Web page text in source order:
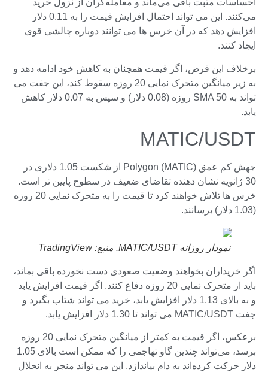
احساسات مثبت باقی می‌ماند و معامله‌گران از نزول خرید
می‌کنند. این می تواند احتمال افزایش قیمت را به 0.11 دلار
افزایش دهد که در آن خرس ها می توانند دوباره چالشی قوی
ایجاد کنند.
برخلاف این فرض، اگر قیمت همچنان به کاهش خود ادامه دهد و
به زیر میانگین متحرک نمایی 20 روزه سقوط کند، این جفت می
تواند به SMA 50 روزه (0.08 دلار) و سپس به 0.07 دلار کاهش
یابد.
MATIC/USDT
جهش کم عمق Polygon (MATIC) از شکست 1.05 دلاری در
30 ژانویه نشان دهنده تقاضای ضعیف در سطوح پایین تر است.
خرس ها تلاش خواهند کرد تا قیمت را به متحرک نمایی 20 روزه
(1.03 دلار) برسانند.
نمودار روزانه MATIC/USDT. منبع: TradingView
اگر خریداران بخواهند وضعیت صعودی دست نخورده باقی بماند،
باید از متحرک نمایی 20 روزه دفاع کنند. اگر قیمت افزایش یابد
و به بالای 1.13 دلار افزایش یابد، خرید می تواند شتاب بگیرد و
جفت MATIC/USDT می تواند تا 1.30 دلار افزایش یابد.
برعکس، اگر قیمت به کمتر از میانگین متحرک نمایی 20 روزه
برسد، می‌تواند چندین گاو تهاجمی را که ممکن است بالای 1.05
دلار حرکت کرده‌اند به دام بیاندازد. این می تواند منجر به انحلال